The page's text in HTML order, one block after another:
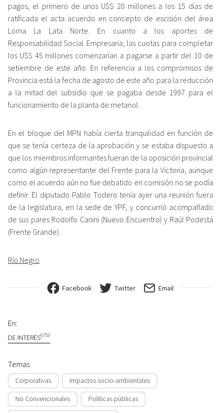
pagos, el primero de unos U$S 20 millones a los 15 días de
ratificada el acta acuerdo en concepto de escisión del área
Loma La Lata Norte. En cuanto a los aportes de
Responsabilidad Social Empresaria, las cuotas para completar
los U$S 45 millones comenzarían a pagarse a partir del 10 de
setiembre de este año. En referencia a los compromisos de
Provincia está la fecha de agosto de este año para la reducción
a la mitad del subsidio que se pagaba desde 1997 para el
funcionamiento de la planta de metanol.
En el bloque del MPN había cierta tranquilidad en función de
que se tenía certeza de la aprobación y se estaba dispuesto a
que los miembros informantes fueran de la oposición provincial
como algún representante del Frente para la Victoria, aunque
como el acuerdo aún no fue debatido en comisión no se podía
definir. El diputado Pablo Todero tenía ayer una reunión fuera
de la legislatura, en la sede de YPF, y concurrió acompañado
de sus pares Rodolfo Canini (Nuevo Encuentro) y Raúl Podestá
(Frente Grande).
Río Negro
Facebook Twitter Email
En:
DE INTERÉS6753
Temas
Corporativas Impactos socio-ambientales
No Convencionales Políticas públicas